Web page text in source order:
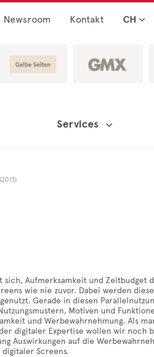
Newsroom Kontakt CH
Services
sich, Aufmerksamkeit und Zeitbudget
wie nie zuvor. Dabei werden
Gerade in diesen
Motiven und
und Werbewahrnehmung. Als
digitaler Expertise wollen wir noch
Auswirkungen auf die
Screens.